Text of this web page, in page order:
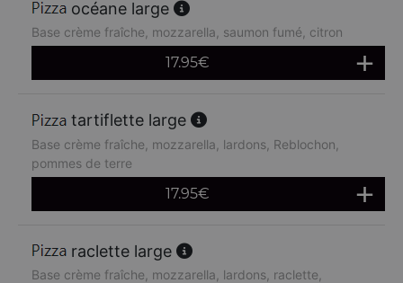
océane large
Base crème fraîche, mozzarella, saumon fumé, citron
17.95€
tartiflette large
Base crème fraîche, mozzarella, lardons, Reblochon,
pommes de terre
17.95€
raclette large
Base crème fraîche, mozzarella, lardons, raclette,